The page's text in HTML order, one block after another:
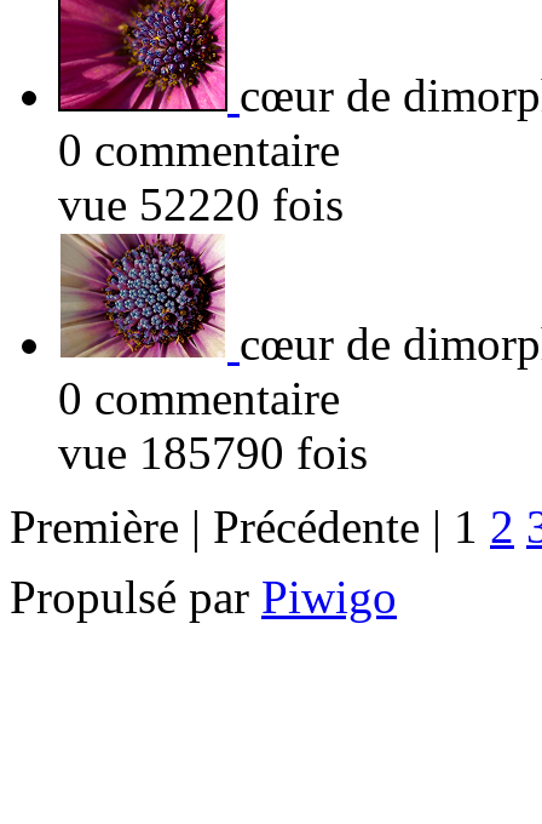
cœur de
0 commentaire
vue 52220 fois
cœur de
0 commentaire
vue 185790 fois
Première | Précédente | 1 2
Propulsé par Piwigo